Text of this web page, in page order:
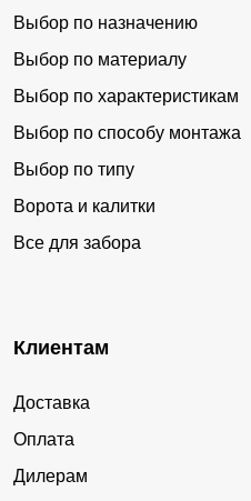
Выбор по назначению
Выбор по материалу
Выбор по характеристикам
Выбор по способу монтажа
Выбор по типу
Ворота и калитки
Все для забора
Клиентам
Доставка
Оплата
Дилерам